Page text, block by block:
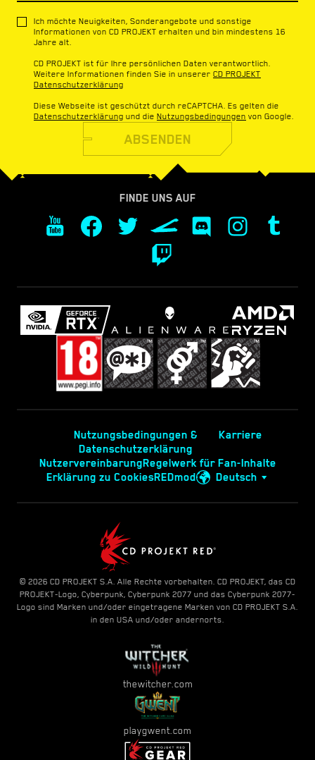
Ich möchte Neuigkeiten, Sonderangebote und sonstige
Informationen von CD PROJEKT erhalten und bin mindestens 16
Jahre alt.
CD PROJEKT ist für Ihre persönlichen Daten verantwortlich.
Weitere Informationen finden Sie in unserer CD PROJEKT
Datenschutzerklärung
Diese Webseite ist geschützt durch reCAPTCHA. Es gelten die
Datenschutzerklärung und die Nutzungsbedingungen von Google.
ABSENDEN
FINDE UNS AUF
Nutzungsbedingungen &
Datenschutzerklärung
Karriere
NutzervereinbarungRegelwerk für Fan-Inhalte
Erklärung zu CookiesREDmod Deutsch
© 2026 CD PROJEKT S.A. Alle Rechte vorbehalten. CD PROJEKT, das CD
PROJEKT-Logo, Cyberpunk, Cyberpunk 2077 und das Cyberpunk 2077-
Logo sind Marken und/oder eingetragene Marken von CD PROJEKT S.A.
in den USA und/oder andernorts.
thewitcher.com
playgwent.com